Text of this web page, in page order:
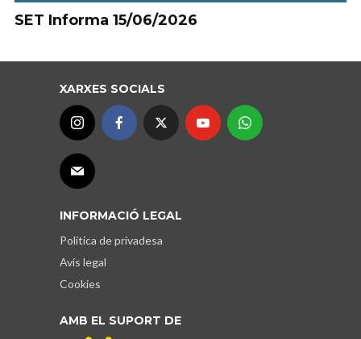
SET Informa 15/06/2026
XARXES SOCIALS
INFORMACIÓ LEGAL
Política de privadesa
Avís legal
Cookies
AMB EL SUPORT DE